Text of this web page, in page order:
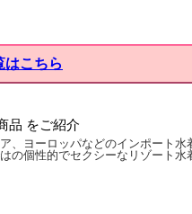
はこちら
品 をご紹介
、ヨーロッパなどのインポート
の個性的でセクシーなリゾート